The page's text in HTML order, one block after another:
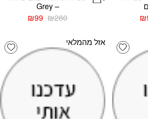
₪
₪99.
– Grey
₪280
המחיר
₪280.
₪99 המחיר
₪99.
Add wishlistאזל מהמלאי